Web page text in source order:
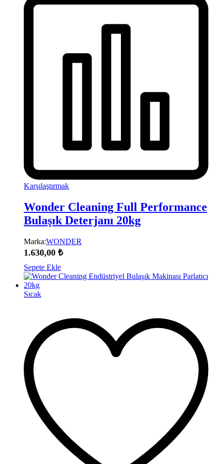
Karşılaştırmak
Wonder Cleaning Full Performance
Bulaşık Deterjanı 20kg
Marka:WONDER
1.630,00 ₺
Sepete Ekle
Sıcak